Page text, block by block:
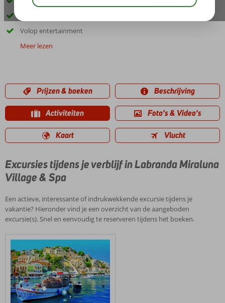
Volop entertainment
Meer lezen
Prijzen & boeken Beschrijving
Activiteiten Foto's & Video's
Kaart Vlucht
Excursies tijdens je verblijf in Labranda Miraluna
Village & Spa
Een actieve, interessante of indrukwekkende excursie tijdens je
vakantie? Hieronder vind je een overzicht van de aangeboden
excursie(s). Snel en eenvoudig te reserveren tijdens het boeken.